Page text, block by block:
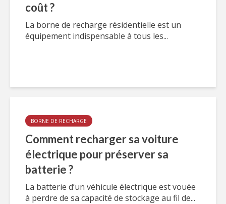
coût ?
La borne de recharge résidentielle est un
équipement indispensable à tous les...
BORNE DE RECHARGE
Comment recharger sa voiture
électrique pour préserver sa
batterie ?
La batterie d’un véhicule électrique est vouée
à perdre de sa capacité de stockage au fil de...